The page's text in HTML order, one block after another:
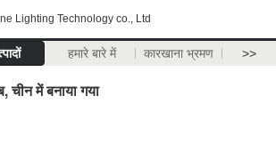
Lighting Technology co., Ltd
हमारे बारे में कारखाना भ्रमण >>
में बनाया गया